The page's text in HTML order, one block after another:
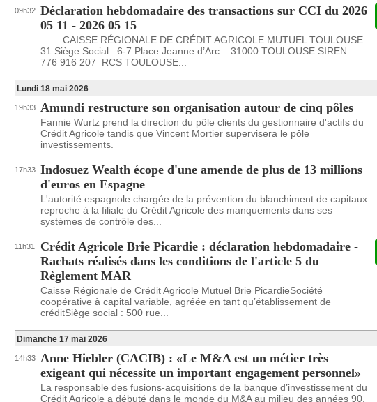
09h32 Déclaration hebdomadaire des transactions sur CCI du 2026
05 11 - 2026 05 15
CAISSE RÉGIONALE DE CRÉDIT AGRICOLE MUTUEL TOULOUSE
31 Siège Social : 6-7 Place Jeanne d’Arc – 31000 TOULOUSE SIREN
776 916 207 RCS TOULOUSE...
Lundi 18 mai 2026
19h33 Amundi restructure son organisation autour de cinq pôles
Fannie Wurtz prend la direction du pôle clients du gestionnaire d'actifs du
Crédit Agricole tandis que Vincent Mortier supervisera le pôle
investissements.
17h33 Indosuez Wealth écope d'une amende de plus de 13 millions
d'euros en Espagne
L'autorité espagnole chargée de la prévention du blanchiment de capitaux
reproche à la filiale du Crédit Agricole des manquements dans ses
systèmes de contrôle des...
11h31
Crédit Agricole Brie Picardie : déclaration hebdomadaire -
Rachats réalisés dans les conditions de l'article 5 du
Règlement MAR
Caisse Régionale de Crédit Agricole Mutuel Brie PicardieSociété
coopérative à capital variable, agréée en tant qu’établissement de
créditSiège social : 500 rue...
Dimanche 17 mai 2026
14h33 Anne Hiebler (CACIB) : «Le M&A est un métier très
exigeant qui nécessite un important engagement personnel»
La responsable des fusions-acquisitions de la banque d’investissement du
Crédit Agricole a débuté dans le monde du M&A au milieu des années 90.